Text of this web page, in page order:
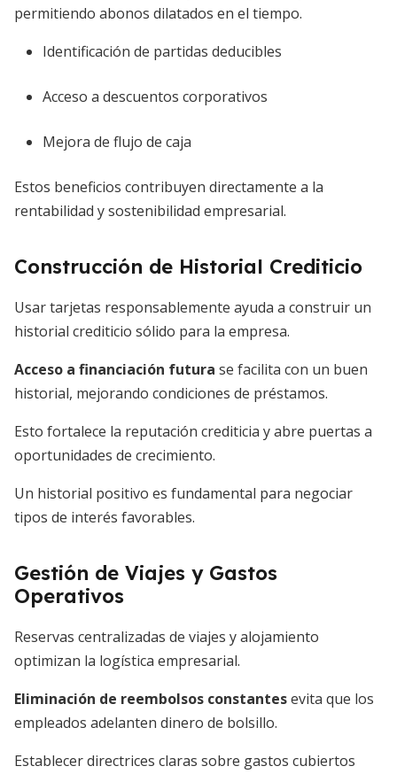
permitiendo abonos dilatados en el tiempo.
Identificación de partidas deducibles
Acceso a descuentos corporativos
Mejora de flujo de caja
Estos beneficios contribuyen directamente a la
rentabilidad y sostenibilidad empresarial.
Construcción de Historial Crediticio
Usar tarjetas responsablemente ayuda a construir un
historial crediticio sólido para la empresa.
Acceso a financiación futura se facilita con un buen
historial, mejorando condiciones de préstamos.
Esto fortalece la reputación crediticia y abre puertas a
oportunidades de crecimiento.
Un historial positivo es fundamental para negociar
tipos de interés favorables.
Gestión de Viajes y Gastos
Operativos
Reservas centralizadas de viajes y alojamiento
optimizan la logística empresarial.
Eliminación de reembolsos constantesevita que los
empleados adelanten dinero de bolsillo.
Establecer directrices claras sobre gastos cubiertos